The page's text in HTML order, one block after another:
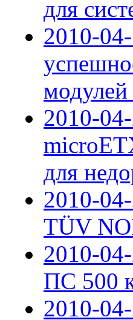
для
2010-
2010-
для
2010-
TÜV
2010-
ПС 500
2010-